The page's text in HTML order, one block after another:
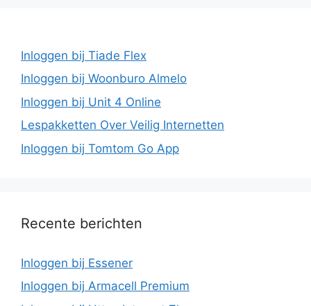
Inloggen bij Tiade Flex
Inloggen bij Woonburo Almelo
Inloggen bij Unit 4 Online
Lespakketten Over Veilig Internetten
Inloggen bij Tomtom Go App
Recente berichten
Inloggen bij Essener
Inloggen bij Armacell Premium